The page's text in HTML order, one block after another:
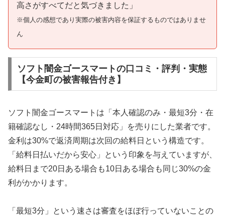
高さがすべてだと気づきました」
※個人の感想であり実際の被害内容を保証するものではありませ
ん
ソフト闇金ゴースマートの口コミ・評判・実態
【今金町の被害報告付き】
ソフト闇金ゴースマートは「本人確認のみ・最短3分・在
籍確認なし・24時間365日対応」を売りにした業者です。
金利は30%で返済周期は次回の給料日という構造です。
「給料日払いだから安心」という印象を与えていますが、
給料日まで20日ある場合も10日ある場合も同じ30%の金
利がかかります。
「最短3分」という速さは審査をほぼ行っていないことの